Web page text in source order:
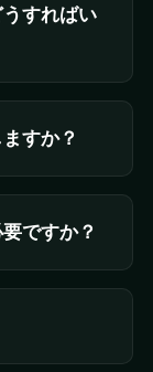
すればい
すか？
ですか？